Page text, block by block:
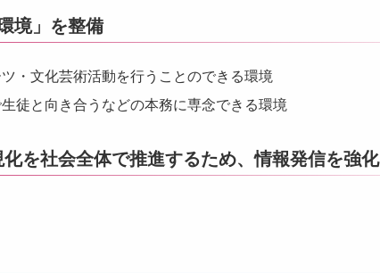
境」を整備
・文化芸術活動を行うことのできる環境
徒と向き合うなどの本務に専念できる環境
を社会全体で推進するため、情報発信を強化